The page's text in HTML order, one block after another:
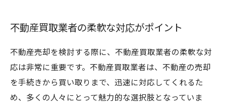
不動産買取業者の柔軟な対応がポイント
不動産売却を検討する際に、不動産買取業者の柔軟な対
応は非常に重要です。不動産買取業者は、不動産の売却
を手続きから買い取りまで、迅速に対応してくれるた
め、多くの人々にとって魅力的な選択肢となっていま